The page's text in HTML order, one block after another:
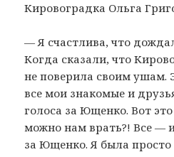
Кировоградка Ольга
— Я счастлива, что
Когда сказали, что
не поверила своим ушам.
все мои знакомые и
голоса за Ющенко. Вот
можно нам врать?! Все —
за Ющенко. Я была просто